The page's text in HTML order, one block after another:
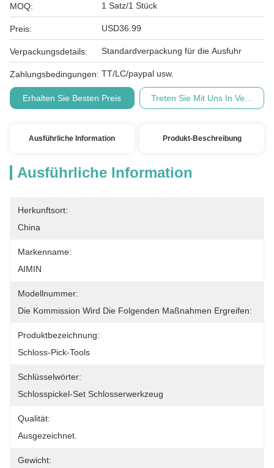
MOQ: 1 Satz/1 Stück
Preis: USD36.99
Verpackungsdetails: Standardverpackung für die Ausfuhr
Zahlungsbedingungen: TT/LC/paypal usw.
Erhalten Sie Besten Preis Treten Sie Mit Uns In
Ausführliche Information Produkt-Beschreibung
Ausführliche Information
Herkunftsort:
China
Markenname:
AIMIN
Modellnummer:
Die Kommission Wird Die Folgenden Maßnahmen Ergreifen:
Produktbezeichnung:
Schloss-Pick-Tools
Schlüsselwörter:
Schlosspickel-Set Schlosserwerkzeug
Qualität:
Ausgezeichnet.
Gewicht: